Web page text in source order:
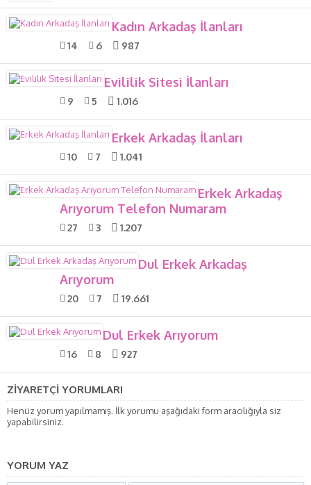
Kadın Arkadaş İlanları
14 6 987
Evililik Sitesi İlanları
9 5 1.016
Erkek Arkadaş İlanları
10 7 1.041
Erkek Arkadaş
Arıyorum Telefon Numaram
27 3 1.207
Dul Erkek Arkadaş
Arıyorum
20 7 19.661
Dul Erkek Arıyorum
16 8 927
ZİYARETÇİ YORUMLARI
Henüz yorum yapılmamış. İlk yorumu aşağıdaki form aracılığıyla siz
yapabilirsiniz.
YORUM YAZ